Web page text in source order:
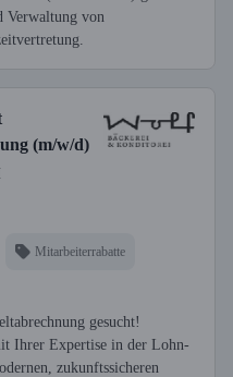
Verwaltung von
(m/w/d)
Mitarbeiterrabatte
gesucht!
Ihrer Expertise in der Lohn-
zukunftssicheren